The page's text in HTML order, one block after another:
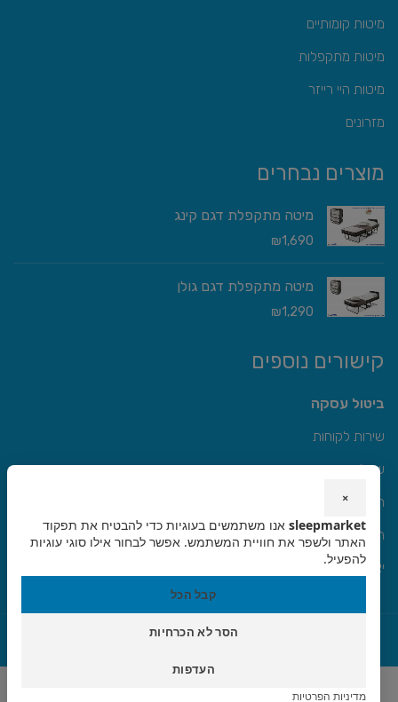
מיטות קומותיים
מיטות מתקפלות
מיטות היי רייזר
מזרונים
מוצרים נבחרים
מיטה מתקפלת דגם קינג
₪1,690
מיטה מתקפלת דגם גולן
₪1,290
קישורים נוספים
ביטול עסקה
שירות לקוחות
שאלות תשובות
תקנון
הצהרת נגישות
יצירת קשר
כל הזכויות שמורות ל
×
sleepmarket אנו משתמשים בעוגיות כדי להבטיח את תפקוד
האתר ולשפר את חוויית המשתמש. אפשר לבחור אילו סוגי עוגיות
להפעיל.
קבל הכל
הסר לא הכרחיות
העדפות
מדיניות הפרטיות